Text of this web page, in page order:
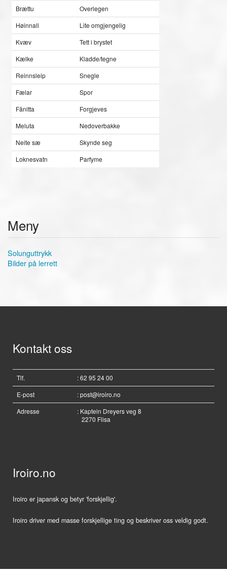
Brættu
Overlegen
Høinnall
Lite omgjengelig
Kvæv
Tett i brystet
Kælke
Kladde/tegne
Reinnsleip
Snegle
Fælar
Spor
Fånitta
Forgjeves
Meluta
Nedoverbakke
Neite sæ
Skynde seg
Loknesvatn
Parfyme
Meny
Solunguttrykk
Bilder på lerrett
Kontakt oss
Tlf.
: 62 95 24 00
E-post
:post@iroiro.no
Adresse
: Kaptein Dreyers veg 8
2270 Flisa
Iroiro.no
Iroiro er japansk og betyr 'forskjellig'.
Iroiro driver med masse forskjellige ting og beskriver oss veldig godt.